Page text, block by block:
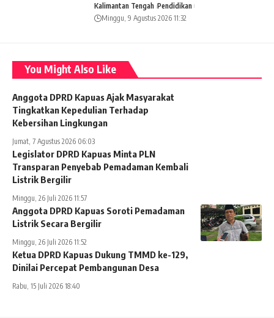
Kalimantan Tengah Pendidikan
Minggu, 9 Agustus 2026 11:32
You Might Also Like
Anggota DPRD Kapuas Ajak Masyarakat
Tingkatkan Kepedulian Terhadap
Kebersihan Lingkungan
Jumat, 7 Agustus 2026 06:03
Legislator DPRD Kapuas Minta PLN
Transparan Penyebab Pemadaman Kembali
Listrik Bergilir
Minggu, 26 Juli 2026 11:57
Anggota DPRD Kapuas Soroti Pemadaman
Listrik Secara Bergilir
Minggu, 26 Juli 2026 11:52
Ketua DPRD Kapuas Dukung TMMD ke-129,
Dinilai Percepat Pembangunan Desa
Rabu, 15 Juli 2026 18:40